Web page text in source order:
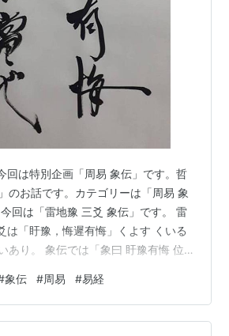
回は特別企画「周易 象伝」です。哲
のお話です。カテゴリーは「周易 象
回は「雷地豫 三爻 象伝」です。 雷
は「盱豫，悔遲有悔」くよす くいる
あり。 象伝では「象曰 盱豫有悔 位
は「陽位」に「陰」で力足らないイ
は「眼を見張る」「悩む、心配す
ります、比した「四爻」は唯一の
象伝 #周易 #易経